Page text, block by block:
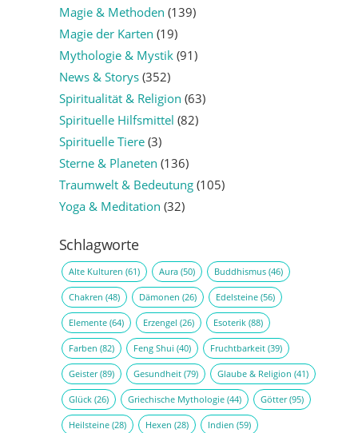
Magie & Methoden (139)
Magie der Karten (19)
Mythologie & Mystik(91)
News & Storys(352)
Spiritualität & Religion (63)
Spirituelle Hilfsmittel (82)
Spirituelle Tiere(3)
Sterne & Planeten (136)
Traumwelt & Bedeutung(105)
Yoga & Meditation (32)
Schlagworte
Alte Kulturen (61) Aura(50) Buddhismus(46)
Chakren (48) Dämonen (26) Edelsteine(56)
Elemente(64) Erzengel (26) Esoterik(88)
Farben (82) Feng Shui (40) Fruchtbarkeit(39)
Geister(89) Gesundheit(79) Glaube & Religion (41)
Glück(26) Griechische Mythologie(44) Götter(95)
Heilsteine(28) Hexen (28) Indien (59)